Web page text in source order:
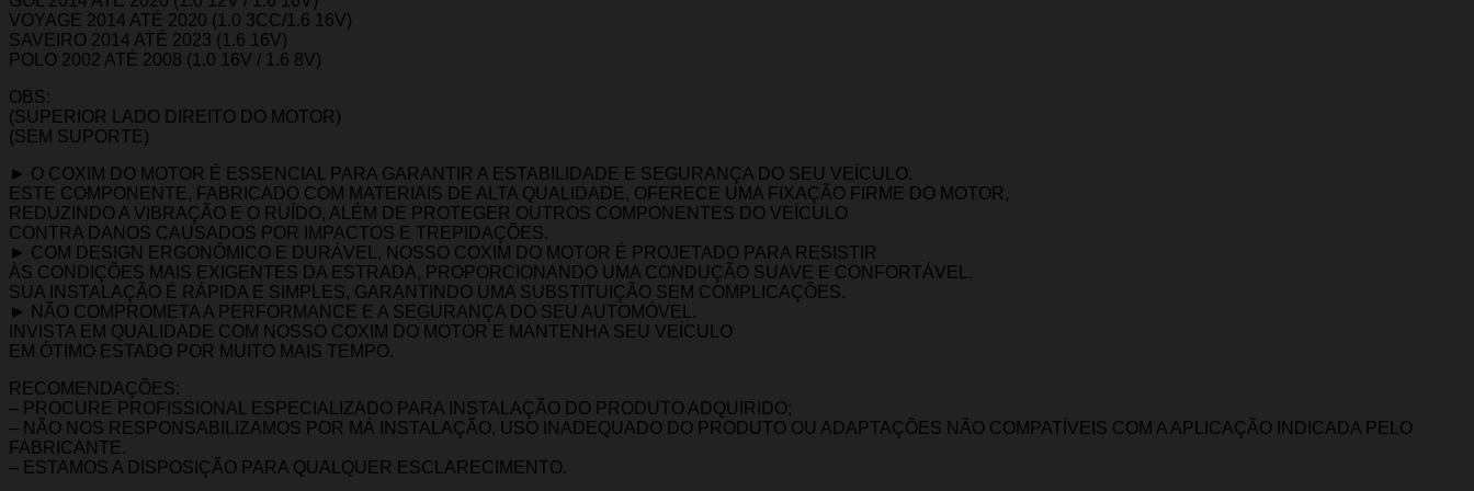
VOYAGE 2014 ATÉ 2020 (1.0 3CC/1.6 16V)
SAVEIRO 2014 ATÉ 2023 (1.6 16V)
POLO 2002 ATÉ 2008 (1.0 16V / 1.6 8V)
OBS:
(SUPERIOR LADO DIREITO DO MOTOR)
(SEM SUPORTE)
► O COXIM DO MOTOR É ESSENCIAL PARA GARANTIR A ESTABILIDADE E SEGURANÇA DO SEU VEÍCULO.
ESTE COMPONENTE, FABRICADO COM MATERIAIS DE ALTA QUALIDADE, OFERECE UMA FIXAÇÃO FIRME DO MOTOR,
REDUZINDO A VIBRAÇÃO E O RUÍDO, ALÉM DE PROTEGER OUTROS COMPONENTES DO VEÍCULO
CONTRA DANOS CAUSADOS POR IMPACTOS E TREPIDAÇÕES.
► COM DESIGN ERGONÔMICO E DURÁVEL, NOSSO COXIM DO MOTOR É PROJETADO PARA RESISTIR
ÀS CONDIÇÕES MAIS EXIGENTES DA ESTRADA, PROPORCIONANDO UMA CONDUÇÃO SUAVE E CONFORTÁVEL.
SUA INSTALAÇÃO É RÁPIDA E SIMPLES, GARANTINDO UMA SUBSTITUIÇÃO SEM COMPLICAÇÕES.
► NÃO COMPROMETA A PERFORMANCE E A SEGURANÇA DO SEU AUTOMÓVEL.
INVISTA EM QUALIDADE COM NOSSO COXIM DO MOTOR E MANTENHA SEU VEÍCULO
EM ÓTIMO ESTADO POR MUITO MAIS TEMPO.
RECOMENDAÇÕES:
– PROCURE PROFISSIONAL ESPECIALIZADO PARA INSTALAÇÃO DO PRODUTO ADQUIRIDO;
– NÃO NOS RESPONSABILIZAMOS POR MÁ INSTALAÇÃO, USO INADEQUADO DO PRODUTO OU ADAPTAÇÕES NÃO COMPATÍVEIS COM A APLICAÇÃO INDICADA PELO
FABRICANTE.
– ESTAMOS A DISPOSIÇÃO PARA QUALQUER ESCLARECIMENTO.